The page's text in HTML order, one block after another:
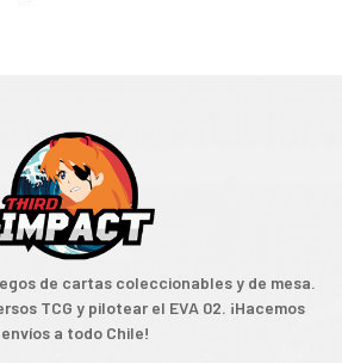
de cartas coleccionables y de mesa.
TCG y pilotear el EVA 02. ¡Hacemos
envíos a todo Chile!